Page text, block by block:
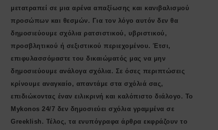
μετατραπεί σε μια αρένα απαξίωσης και κανιβαλισμού
προσώπων και θεσμών. Για τον λόγο αυτόν δεν θα
δημοσιεύουμε σχόλια ρατσιστικού, υβριστικού,
προσβλητικού ή σεξιστικού περιεχομένου. Έτσι,
επιφυλασσόμαστε του δικαιώματός μας να μην
δημοσιεύουμε ανάλογα σχόλια. Σε όσες περιπτώσεις
κρίνουμε αναγκαίο, απαντάμε στα σχόλιά σας,
επιδιώκοντας έναν ειλικρινή και καλόπιστο διάλογο. Το
Μykonos 24/7 δεν δημοσιεύει σχόλια γραμμένα σε
Greeklish. Τέλος, τα ενυπόγραφα άρθρα εκφράζουν το